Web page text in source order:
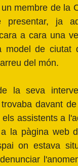
membre de la
presentar, ja
a cara una
model de ciutat
del món.
la seva
davant
assistents a
la pàgina web
on estava